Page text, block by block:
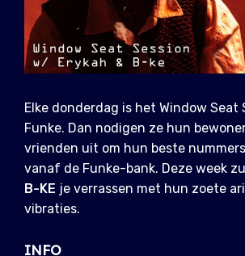
Elke donderdag is het Window Seat
Funke. Dan nodigen ze hun
vrienden uit om hun beste
vanaf de Funke-bank. Deze week
B-KE je verrassen met hun zoete
vibraties.
INFO